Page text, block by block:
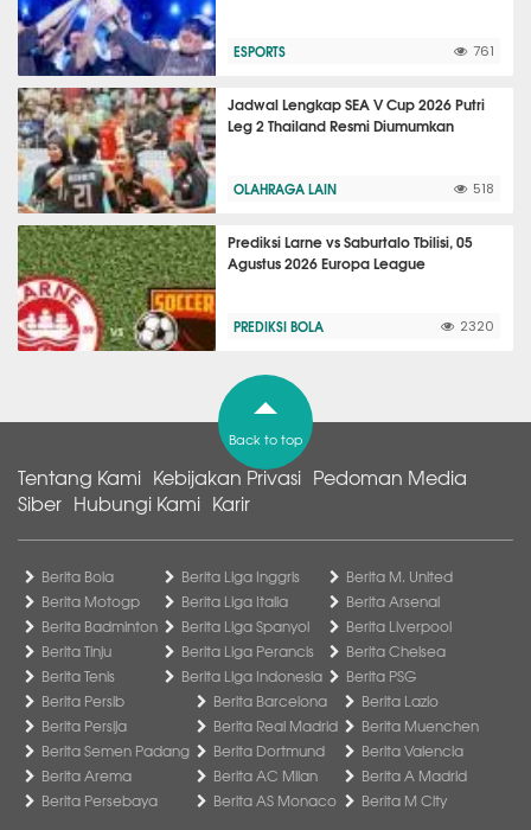
ESPORTS 761
Jadwal Lengkap SEA V Cup 2026 Putri
Leg 2 Thailand Resmi Diumumkan
OLAHRAGA LAIN 518
Prediksi Larne vs Saburtalo Tbilisi, 05
Agustus 2026 Europa League
PREDIKSI BOLA 2320
Back to top
Tentang Kami Kebijakan Privasi Pedoman Media
Siber Hubungi Kami Karir
Berita Bola
Berita Motogp
Berita Badminton
Berita Tinju
Berita Tenis
Berita Liga Inggris
Berita Liga Italia
Berita Liga Spanyol
Berita Liga Perancis
Berita Liga Indonesia
Berita M. United
Berita Arsenal
Berita Liverpool
Berita Chelsea
Berita PSG
Berita Persib
Berita Persija
Berita Semen Padang
Berita Arema
Berita Persebaya
Berita Barcelona
Berita Real Madrid
Berita Dortmund
Berita AC Milan
Berita AS Monaco
Berita Lazio
Berita Muenchen
Berita Valencia
Berita A Madrid
Berita M City